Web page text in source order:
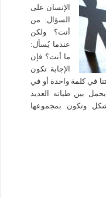
الإنسان على
السؤال: من
أنت؟ ولكن
عندما يُسأل:
ما أنت؟ فإن
الإجابة تكون
في كلمة واحدة أو في
بين طياته العديد
وتكون بمجموعها